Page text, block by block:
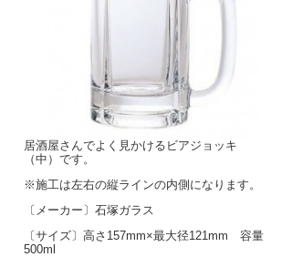
居酒屋さんでよく見かけるビアジョッキ
（中）です。
※施工は左右の縦ラインの内側になります。
〔メーカー〕石塚ガラス
〔サイズ〕高さ157mm×最大径121mm 容量
500ml